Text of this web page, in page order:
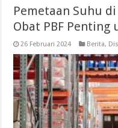
Pemetaan Suhu
Obat PBF Penting
26 Februari 2024 Berita,